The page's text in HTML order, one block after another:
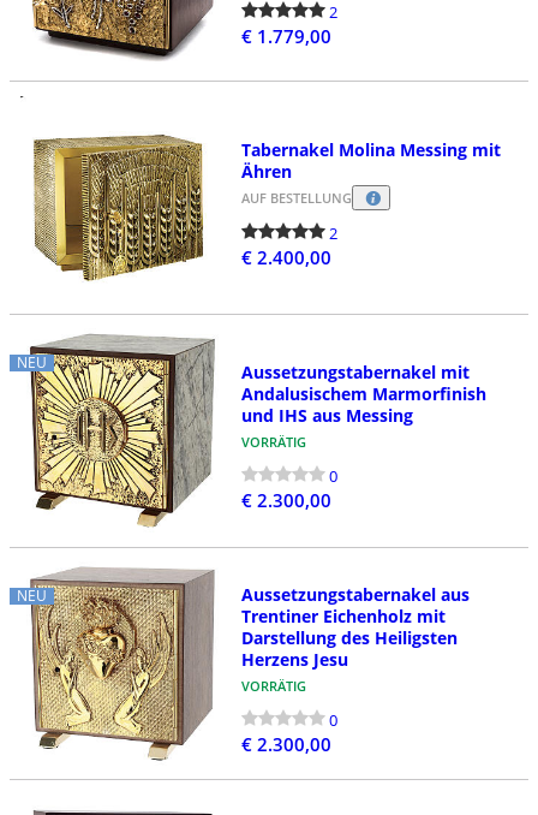
2
€ 1.779,00
Tabernakel Molina Messing mit
Ähren
AUF BESTELLUNG
2
€ 2.400,00
NEU
Aussetzungstabernakel mit
Andalusischem Marmorfinish
und IHS aus Messing
VORRÄTIG
0
€ 2.300,00
NEU
Aussetzungstabernakel aus
Trentiner Eichenholz mit
Darstellung des Heiligsten
Herzens Jesu
VORRÄTIG
0
€ 2.300,00